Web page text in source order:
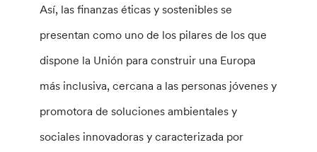
Así, las finanzas éticas y sostenibles se
presentan como uno de los pilares de los que
dispone la Unión para construir una Europa
más inclusiva, cercana a las personas jóvenes y
promotora de soluciones ambientales y
sociales innovadoras y caracterizada por